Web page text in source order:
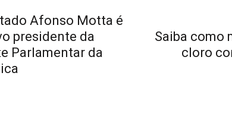
Afonso Motta é
presidente da
Parlamentar da
Saiba como
cloro